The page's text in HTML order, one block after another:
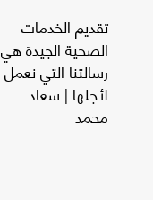
تقديم الخدمات
الصحية الجيدة هي
رسالتنا التي نعمل
لأجلها | سعاد
محمد